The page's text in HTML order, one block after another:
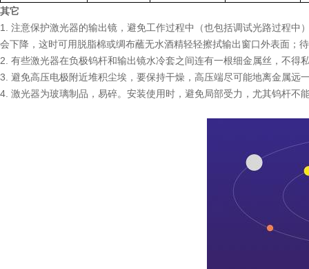
其它
1. 注意保护激光器的输出镜，避免工作过程中（也包括调试光路过程
会下降，这时可用脱脂棉或绸布蘸无水酒精轻轻擦拭输出窗口外表面；
2. 有些激光器在负极钨杆和输出镜水冷套之间连有一根细金属丝，不得
3. 避免高压电极附近堆积尘埃，要保持干燥，高压端尽可能地离金属远
4. 激光器为玻璃制品，易碎。安装使用时，避免局部受力，尤其钨杆不